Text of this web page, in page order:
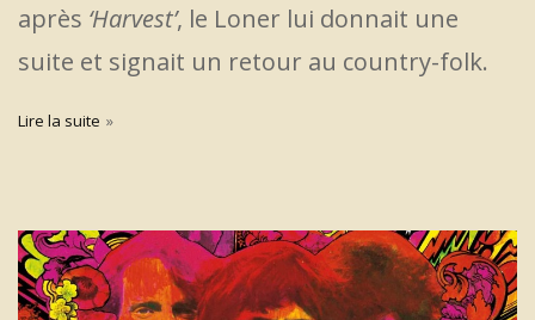
après ‘Harvest’, le Loner lui donnait une
suite et signait un retour au country-folk.
Lire la suite